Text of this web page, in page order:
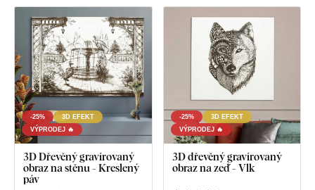
-25%
3D EFEKT
VÝPRODEJ 🔥
3D Dřevěný gravírovaný
obraz na stěnu - Kreslený
páv
-25%
3D EFEKT
VÝPRODEJ 🔥
3D dřevěný gravírovaný
obraz na zeď - Vlk